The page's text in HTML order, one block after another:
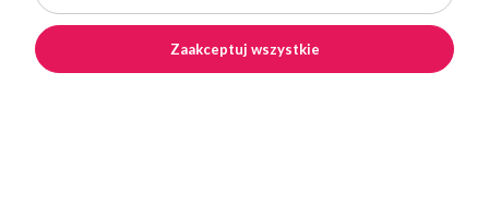
Zaakceptuj wszystkie